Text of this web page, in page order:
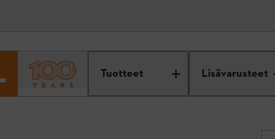
Tuotteet Lisävarusteet